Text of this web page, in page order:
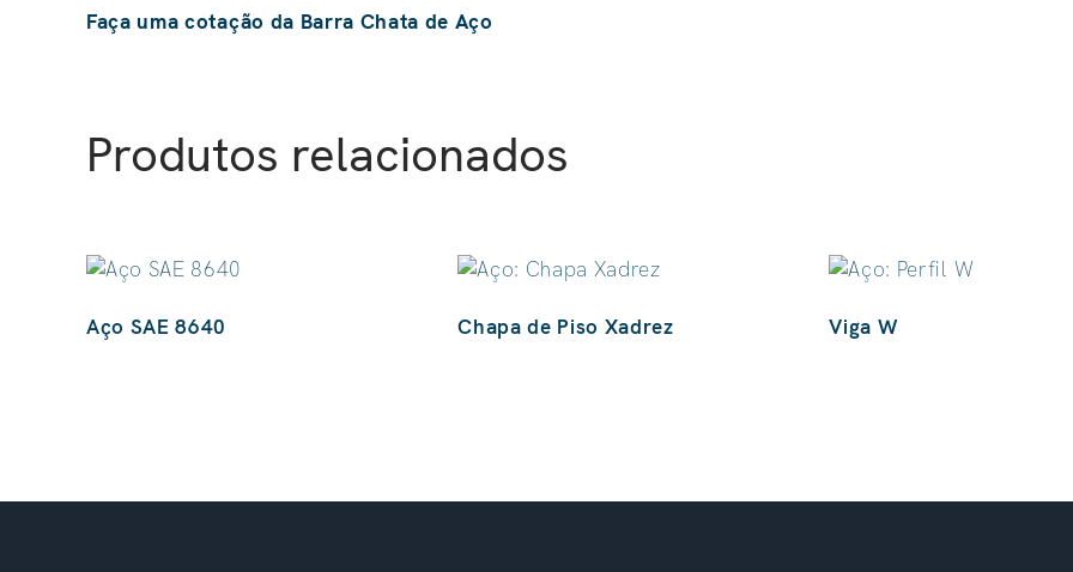
Faça uma cotação da Barra Chata de Aço
Produtos relacionados
Aço SAE 8640 Chapa de Piso Xadrez Viga W